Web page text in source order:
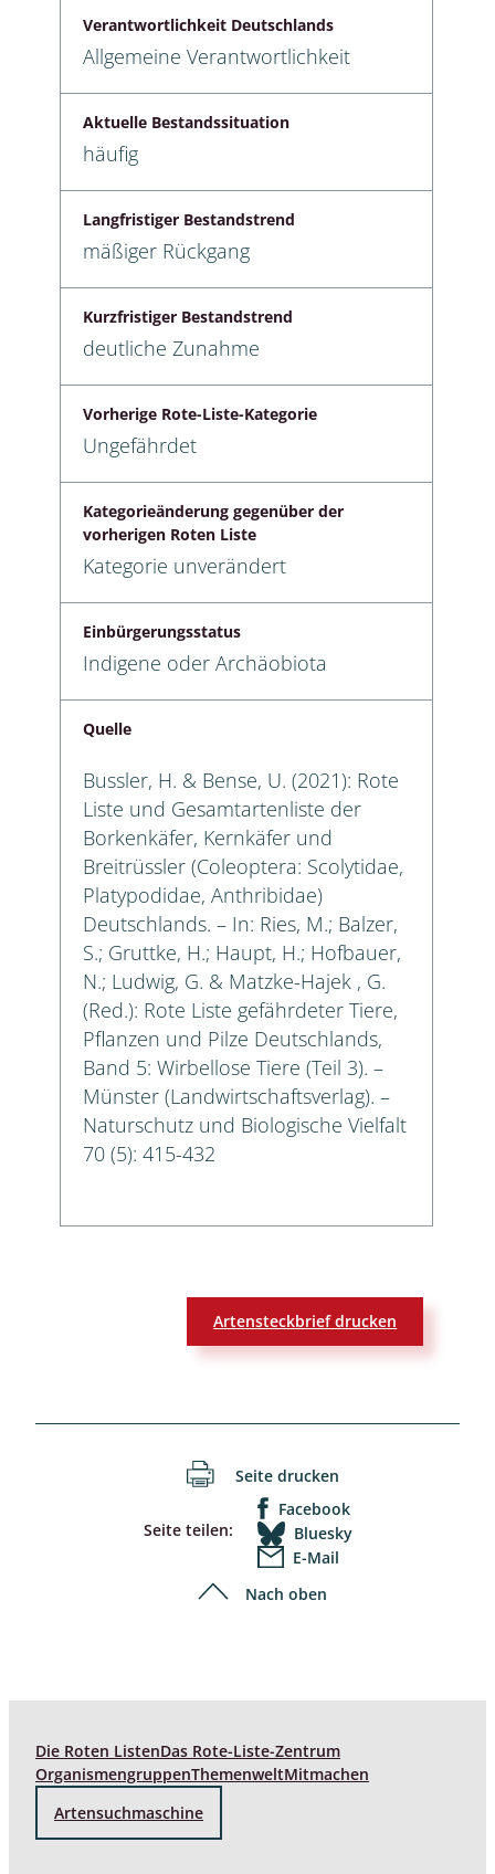
Verantwortlichkeit Deutschlands
Allgemeine Verantwortlichkeit
Aktuelle Bestandssituation
häufig
Langfristiger Bestandstrend
mäßiger Rückgang
Kurzfristiger Bestandstrend
deutliche Zunahme
Vorherige Rote-Liste-Kategorie
Ungefährdet
Kategorieänderung gegenüber der
vorherigen Roten Liste
Kategorie unverändert
Einbürgerungsstatus
Indigene oder Archäobiota
Quelle
Bussler, H. & Bense, U. (2021): Rote
Liste und Gesamtartenliste der
Borkenkäfer, Kernkäfer und
Breitrüssler (Coleoptera: Scolytidae,
Platypodidae, Anthribidae)
Deutschlands. – In: Ries, M.; Balzer,
S.; Gruttke, H.; Haupt, H.; Hofbauer,
N.; Ludwig, G. & Matzke-Hajek , G.
(Red.): Rote Liste gefährdeter Tiere,
Pflanzen und Pilze Deutschlands,
Band 5: Wirbellose Tiere (Teil 3). –
Münster (Landwirtschaftsverlag). –
Naturschutz und Biologische Vielfalt
70 (5): 415-432
Artensteckbrief drucken
Seite drucken
Seite teilen:
Facebook
Bluesky
E-Mail
Nach oben
Die Roten ListenDas Rote-Liste-Zentrum
OrganismengruppenThemenweltMitmachen
Artensuchmaschine